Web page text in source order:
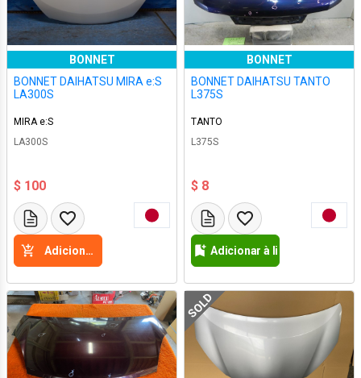
BONNET
BONNET DAIHATSU MIRA e:S
LA300S
MIRA e:S
LA300S
$ 100
Adicione a cesta
BONNET
BONNET DAIHATSU TANTO
L375S
TANTO
L375S
$ 8
Adicionar à lista de desejos
SOLD